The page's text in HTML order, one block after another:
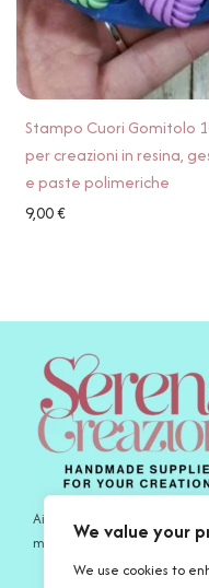
We value your
We use cookies to
Stampo Cuori Gomitolo
per creazioni in resina,
e paste polimeriche
9,00€
Aiutamo gli artigiani di
mano per le proprie